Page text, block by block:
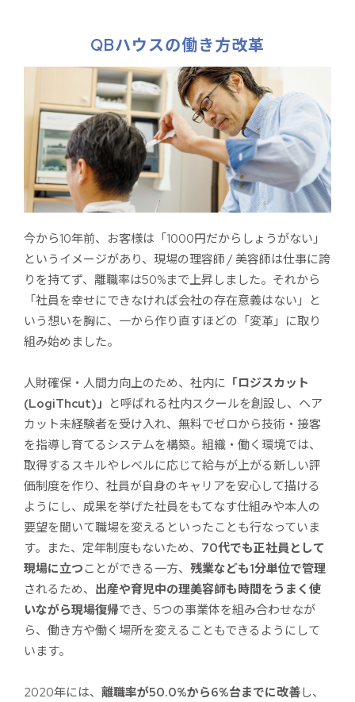
QBハウスの働き方改革
今から10年前、お客様は「1000円だからしょうがない」
というイメージがあり、現場の理容師 / 美容師は仕事に誇
りを持てず、離職率は50%まで上昇しました。それから
「社員を幸せにできなければ会社の存在意義はない」と
いう想いを胸に、一から作り直すほどの「変革」に取り
組み始めました。
人財確保・人間力向上のため、社内に 「ロジスカット
(LogiThcut)」 と呼ばれる社内スクールを創設し、ヘア
カット未経験者を受け入れ、無料でゼロから技術・接客
を指導し育てるシステムを構築。組織・働く環境では、
取得するスキルやレベルに応じて給与が上がる新しい評
価制度を作り、社員が自身のキャリアを安心して描ける
ようにし、成果を挙げた社員をもてなす仕組みや本人の
要望を聞いて職場を変えるといったことも行なっていま
す。また、定年制度もないため、 70代でも正社員として
現場に立つ ことができる一方、 残業なども1分単位で管理
されるため、 出産や育児中の理美容師も時間をうまく使
いながら現場復帰でき、5つの事業体を組み合わせなが
ら、働き方や働く場所を変えることもできるようにして
います。
2020年には、 離職率が50.0%から6%台までに改善し、